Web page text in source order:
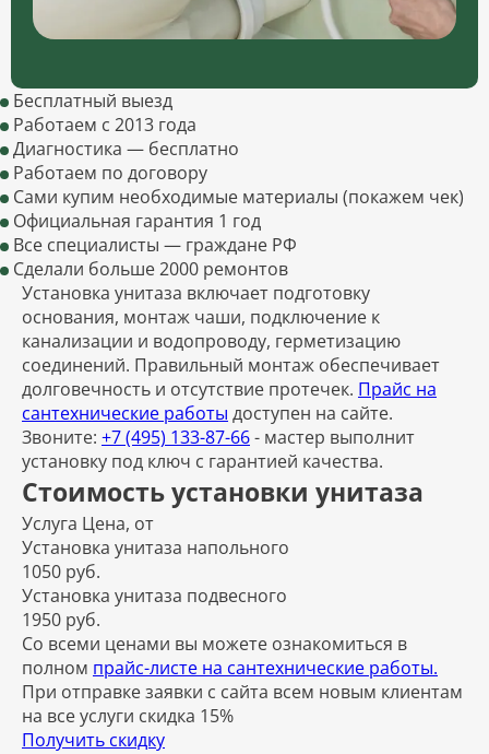
Бесплатный выезд
Работаем с 2013 года
Диагностика — бесплатно
Работаем по договору
Сами купим необходимые материалы (покажем чек)
Официальная гарантия 1 год
Все специалисты — граждане РФ
Сделали больше 2000 ремонтов
Установка унитаза включает подготовку
основания, монтаж чаши, подключение к
канализации и водопроводу, герметизацию
соединений. Правильный монтаж обеспечивает
долговечность и отсутствие протечек. Прайс на
сантехнические работы доступен на сайте.
Звоните: +7 (495) 133-87-66- мастер выполнит
установку под ключ с гарантией качества.
Стоимость установки унитаза
Услуга Цена, от
Установка унитаза напольного
1050 руб.
Установка унитаза подвесного
1950 руб.
Со всеми ценами вы можете ознакомиться в
полном прайс-листе на сантехнические работы.
При отправке заявки с сайта всем новым клиентам
на все услуги скидка 15%
Получить скидку